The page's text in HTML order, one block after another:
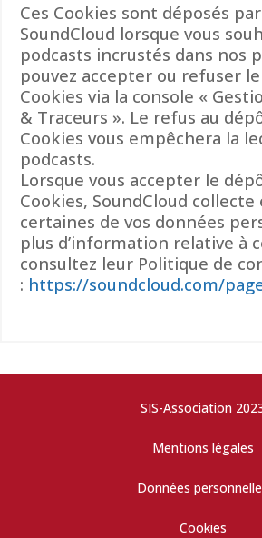
Ces Cookies sont déposés
SoundCloud lorsque vous
podcasts incrustés dans nos
pouvez accepter ou refuser
Cookies via la console «
& Traceurs ». Le refus au
Cookies vous empêchera la
podcasts.
Lorsque vous accepter le
Cookies, SoundCloud
certaines de vos données
plus d’information relative à
consultez leur Politique de
: https://soundcloud.com/
SIS-Association
Mentions légales
Données
Cookies